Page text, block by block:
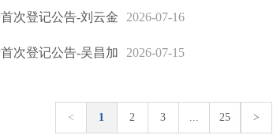
次登记公告-刘云金 2026-07-16
次登记公告-吴昌加 2026-07-15
< 1 2 3 ... 25 >